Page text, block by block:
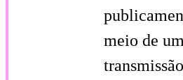
meio de